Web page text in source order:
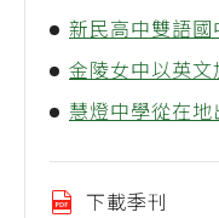
新民高中雙語
金陵女中以英
慧燈中學從在
下載季刊